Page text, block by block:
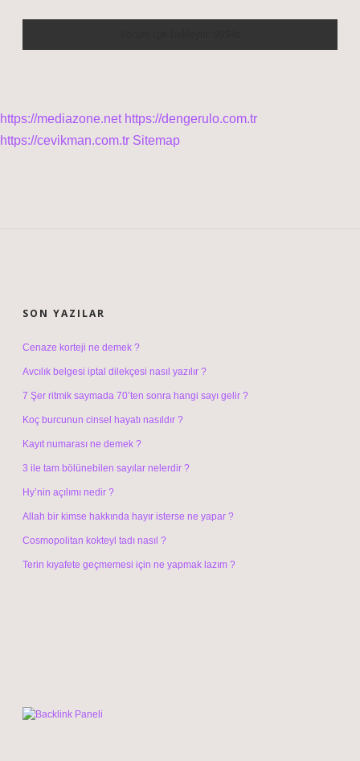
https://mediazone.net https://dengerulo.com.tr
https://cevikman.com.tr Sitemap
SON YAZILAR
Cenaze korteji ne demek ?
Avcılık belgesi iptal dilekçesi nasıl yazılır ?
7 Şer ritmik saymada 70’ten sonra hangi sayı gelir ?
Koç burcunun cinsel hayatı nasıldır ?
Kayıt numarası ne demek ?
3 ile tam bölünebilen sayılar nelerdir ?
Hy’nin açılımı nedir ?
Allah bir kimse hakkında hayır isterse ne yapar ?
Cosmopolitan kokteyl tadı nasıl ?
Terin kıyafete geçmemesi için ne yapmak lazım ?